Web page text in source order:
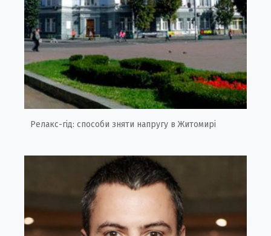
Релакс-гід: способи зняти напругу в Житомирі